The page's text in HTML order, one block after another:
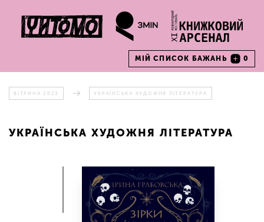
МІЙ СПИСОК БАЖАНЬ 0
ВІТРИНА 2023 УКРАЇНСЬКА ХУДОЖНЯ ЛІТЕРАТУРА
УКРАЇНСЬКА ХУДОЖНЯ ЛІТЕРАТУРА